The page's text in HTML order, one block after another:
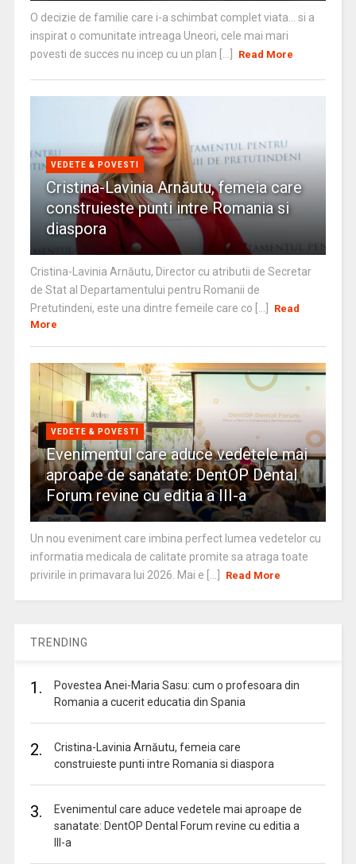
O decizie de familie care i-a schimbat complet viata… si a
inspirat o comunitate intreaga Uneori, cele mai mari
povesti de succes nu incep cu un plan [...]
Read More
VEDETE & POVESTI
Cristina-Lavinia Arnăutu, femeia care
construieste punti intre Romania si
diaspora
Cristina-Lavinia Arnăutu, Director cu atributii de Secretar
de Stat al Departamentului pentru Romanii de
Pretutindeni, este una dintre femeile care co [...]
Read
More
VEDETE & POVESTI
Evenimentul care aduce vedetele mai
aproape de sanatate: DentOP Dental
Forum revine cu editia a III-a
Un nou eveniment care imbina perfect lumea vedetelor cu
informatia medicala de calitate promite sa atraga toate
privirile in primavara lui 2026. Mai e [...]
Read More
TRENDING
1.
Povestea Anei-Maria Sasu: cum o profesoara din
Romania a cucerit educatia din Spania
2.
Cristina-Lavinia Arnăutu, femeia care
construieste punti intre Romania si diaspora
3.
Evenimentul care aduce vedetele mai aproape de
sanatate: DentOP Dental Forum revine cu editia a
III-a